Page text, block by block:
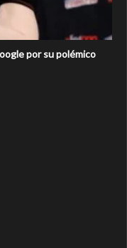
por su polémico